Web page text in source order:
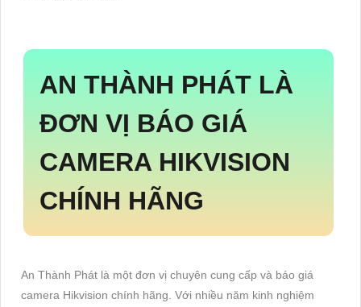
AN THÀNH PHÁT LÀ
ĐƠN VỊ BÁO GIÁ
CAMERA HIKVISION
CHÍNH HÃNG
An Thành Phát là một đơn vị chuyên cung cấp và báo giá
camera Hikvision chính hãng. Với nhiều năm kinh nghiệm